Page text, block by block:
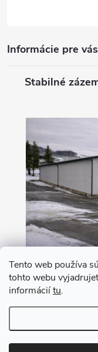
Tento web používa
tohto webu
informáciítu.
Informácie pre vás
Stabilné
Nákup
Copyright 2026